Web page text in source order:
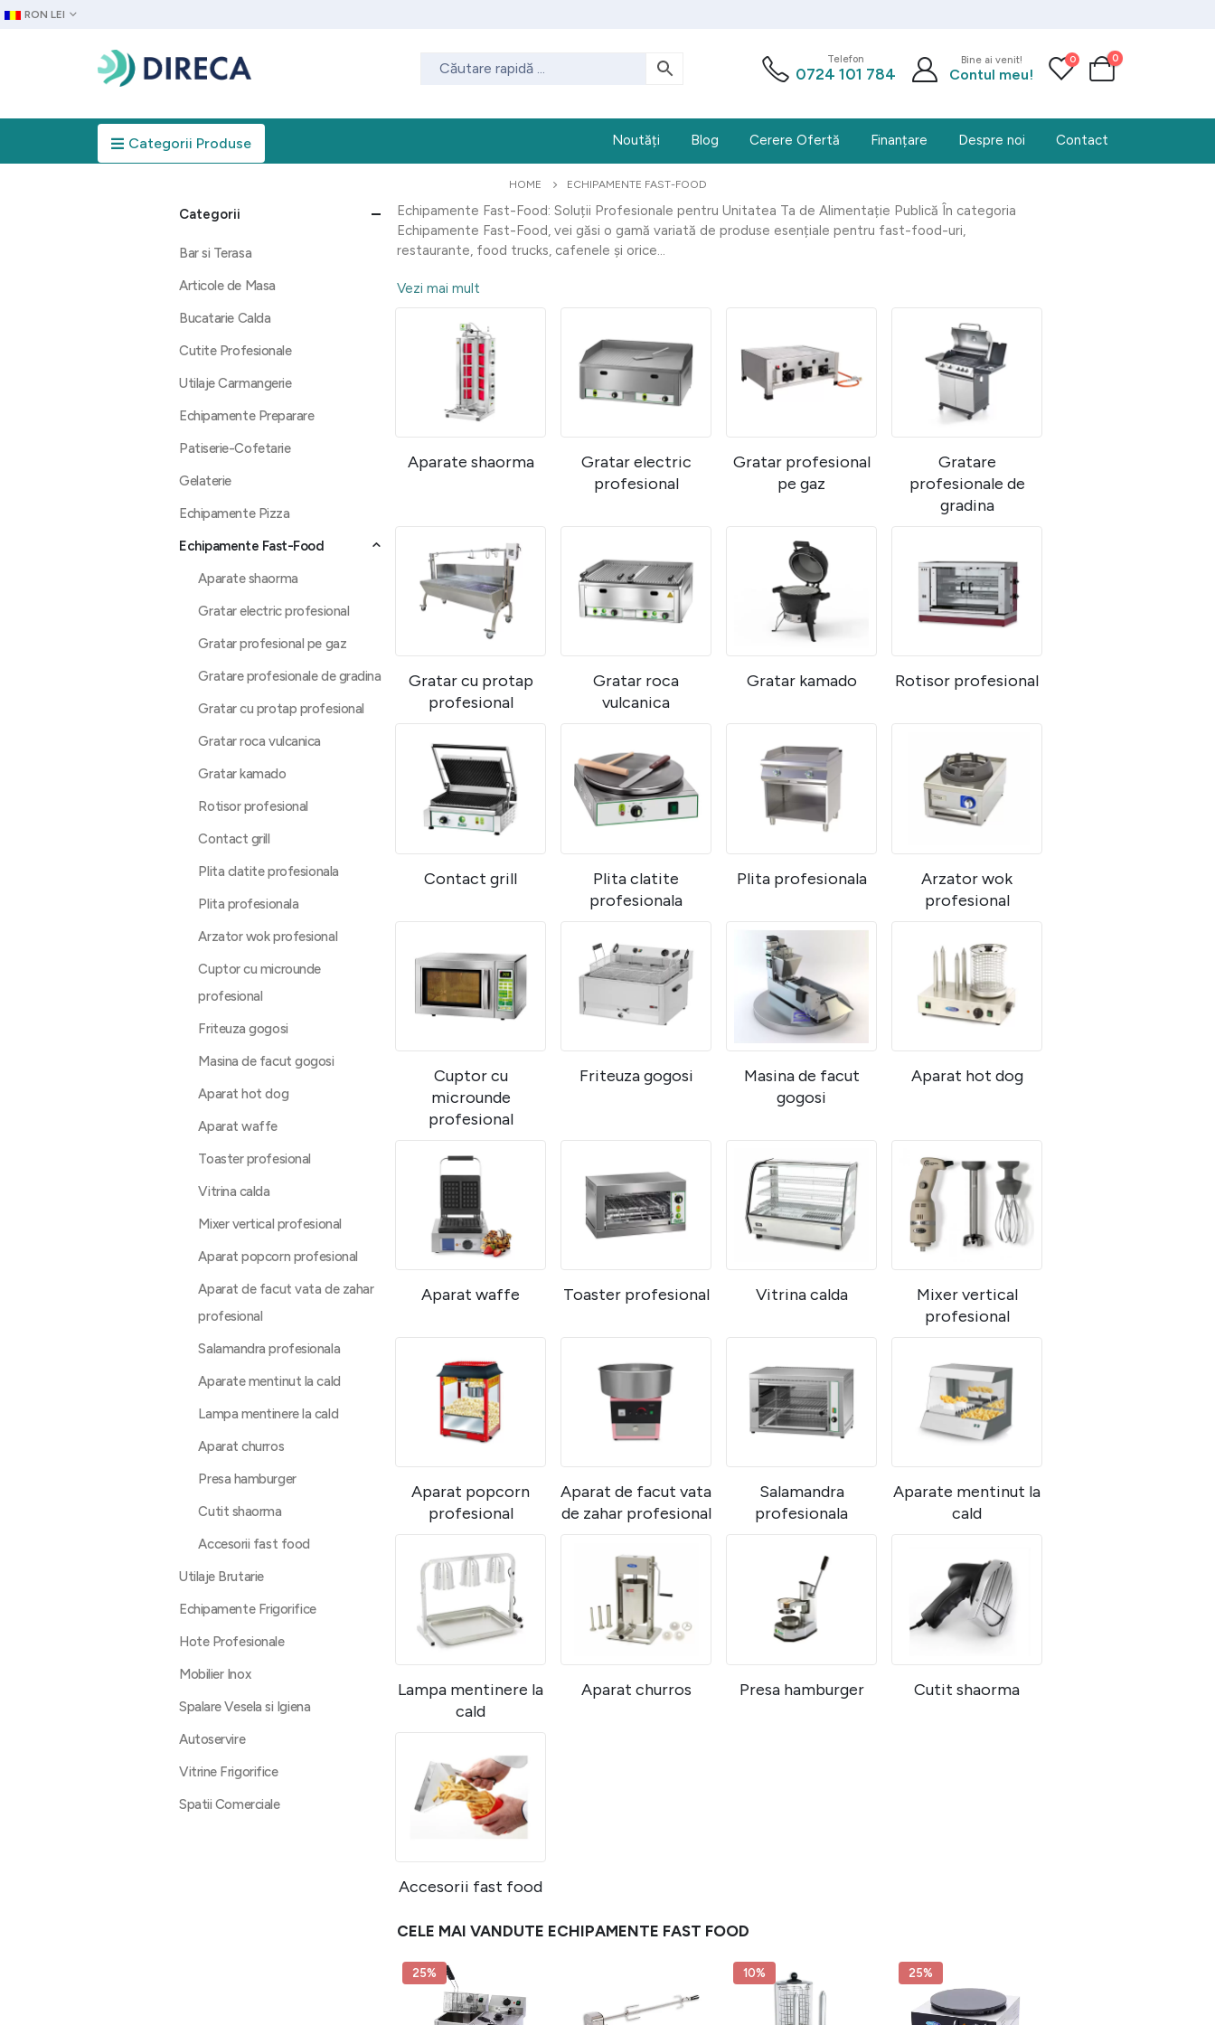
RON LEI
Telefon
0724 101 784
Bine ai venit!
Contul meu!
0 0
Categorii Produse Noutăți Blog Cerere Ofertă Finanțare Despre noi Contact
HOME ECHIPAMENTE FAST-FOOD
Echipamente Fast-Food: Soluții Profesionale pentru Unitatea Ta de Alimentație Publică În categoria
Echipamente Fast-Food, vei găsi o gamă variată de produse esențiale pentru fast-food-uri,
restaurante, food trucks, cafenele și orice...
Vezi mai mult
Aparate shaorma
Gratar electric
profesional
Gratar profesional
pe gaz
Gratare
profesionale de
gradina
Gratar cu protap
profesional
Gratar roca
vulcanica
Gratar kamado Rotisor profesional
Contact grill
Plita clatite
profesionala
Plita profesionala
Arzator wok
profesional
Cuptor cu
microunde
profesional
Friteuza gogosi
Masina de facut
gogosi
Aparat hot dog
Aparat waffe Toaster profesional Vitrina calda
Mixer vertical
profesional
Aparat popcorn
profesional
Aparat de facut vata
de zahar profesional
Salamandra
profesionala
Aparate mentinut la
cald
Lampa mentinere la
cald
Aparat churros Presa hamburger Cutit shaorma
Accesorii fast food
CELE MAI VANDUTE ECHIPAMENTE FAST FOOD
25% 10% 25%
Categorii
Bar si Terasa
Articole de Masa
Bucatarie Calda
Cutite Profesionale
Utilaje Carmangerie
Echipamente Preparare
Patiserie-Cofetarie
Gelaterie
Echipamente Pizza
Echipamente Fast-Food
Aparate shaorma
Gratar electric profesional
Gratar profesional pe gaz
Gratare profesionale de gradina
Gratar cu protap profesional
Gratar roca vulcanica
Gratar kamado
Rotisor profesional
Contact grill
Plita clatite profesionala
Plita profesionala
Arzator wok profesional
Cuptor cu microunde
profesional
Friteuza gogosi
Masina de facut gogosi
Aparat hot dog
Aparat waffe
Toaster profesional
Vitrina calda
Mixer vertical profesional
Aparat popcorn profesional
Aparat de facut vata de zahar
profesional
Salamandra profesionala
Aparate mentinut la cald
Lampa mentinere la cald
Aparat churros
Presa hamburger
Cutit shaorma
Accesorii fast food
Utilaje Brutarie
Echipamente Frigorifice
Hote Profesionale
Mobilier Inox
Spalare Vesela si Igiena
Autoservire
Vitrine Frigorifice
Spatii Comerciale